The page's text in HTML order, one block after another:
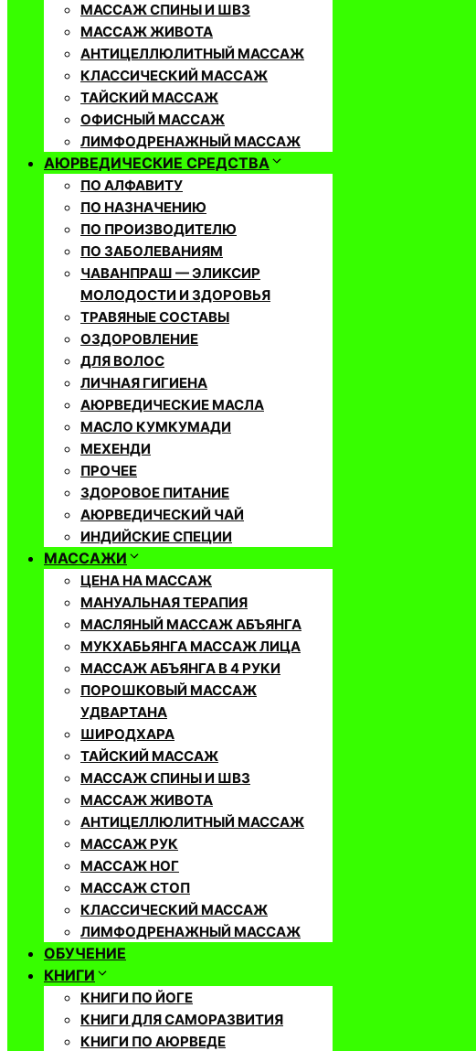
МАССАЖ СПИНЫ И ШВЗ
МАССАЖ ЖИВОТА
АНТИЦЕЛЛЮЛИТНЫЙ МАССАЖ
КЛАССИЧЕСКИЙ МАССАЖ
ТАЙСКИЙ МАССАЖ
ОФИСНЫЙ МАССАЖ
ЛИМФОДРЕНАЖНЫЙ МАССАЖ
АЮРВЕДИЧЕСКИЕ СРЕДСТВА
ПО АЛФАВИТУ
ПО НАЗНАЧЕНИЮ
ПО ПРОИЗВОДИТЕЛЮ
ПО ЗАБОЛЕВАНИЯМ
ЧАВАНПРАШ — ЭЛИКСИР
МОЛОДОСТИ И ЗДОРОВЬЯ
ТРАВЯНЫЕ СОСТАВЫ
ОЗДОРОВЛЕНИЕ
ДЛЯ ВОЛОС
ЛИЧНАЯ ГИГИЕНА
АЮРВЕДИЧЕСКИЕ МАСЛА
МАСЛО КУМКУМАДИ
МЕХЕНДИ
ПРОЧЕЕ
ЗДОРОВОЕ ПИТАНИЕ
АЮРВЕДИЧЕСКИЙ ЧАЙ
ИНДИЙСКИЕ СПЕЦИИ
МАССАЖИ
ЦЕНА НА МАССАЖ
МАНУАЛЬНАЯ ТЕРАПИЯ
МАСЛЯНЫЙ МАССАЖ АБЪЯНГА
МУКХАБЬЯНГА МАССАЖ ЛИЦА
МАССАЖ АБЪЯНГА В 4 РУКИ
ПОРОШКОВЫЙ МАССАЖ
УДВАРТАНА
ШИРОДХАРА
ТАЙСКИЙ МАССАЖ
МАССАЖ СПИНЫ И ШВЗ
МАССАЖ ЖИВОТА
АНТИЦЕЛЛЮЛИТНЫЙ МАССАЖ
МАССАЖ РУК
МАССАЖ НОГ
МАССАЖ СТОП
КЛАССИЧЕСКИЙ МАССАЖ
ЛИМФОДРЕНАЖНЫЙ МАССАЖ
ОБУЧЕНИЕ
КНИГИ
КНИГИ ПО ЙОГЕ
КНИГИ ДЛЯ САМОРАЗВИТИЯ
КНИГИ ПО АЮРВЕДЕ